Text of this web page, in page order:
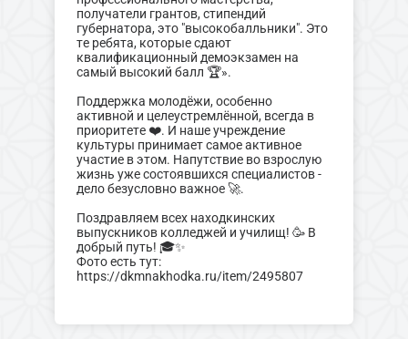
получатели грантов, стипендий
губернатора, это "высокобалльники". Это
те ребята, которые сдают
квалификационный демоэкзамен на
самый высокий балл 🏆».
Поддержка молодёжи, особенно
активной и целеустремлённой, всегда в
приоритете ❤️. И наше учреждение
культуры принимает самое активное
участие в этом. Напутствие во взрослую
жизнь уже состоявшихся специалистов -
дело безусловно важное 🚀.
Поздравляем всех находкинских
выпускников колледжей и училищ! 🥳 В
добрый путь! 🎓✨
Фото есть тут:
https://dkmnakhodka.ru/item/2495807